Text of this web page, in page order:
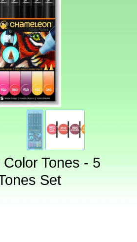
Tones - 5
Set